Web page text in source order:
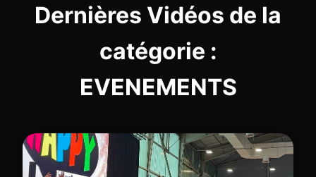
Dernières Vidéos de la
catégorie :
EVENEMENTS